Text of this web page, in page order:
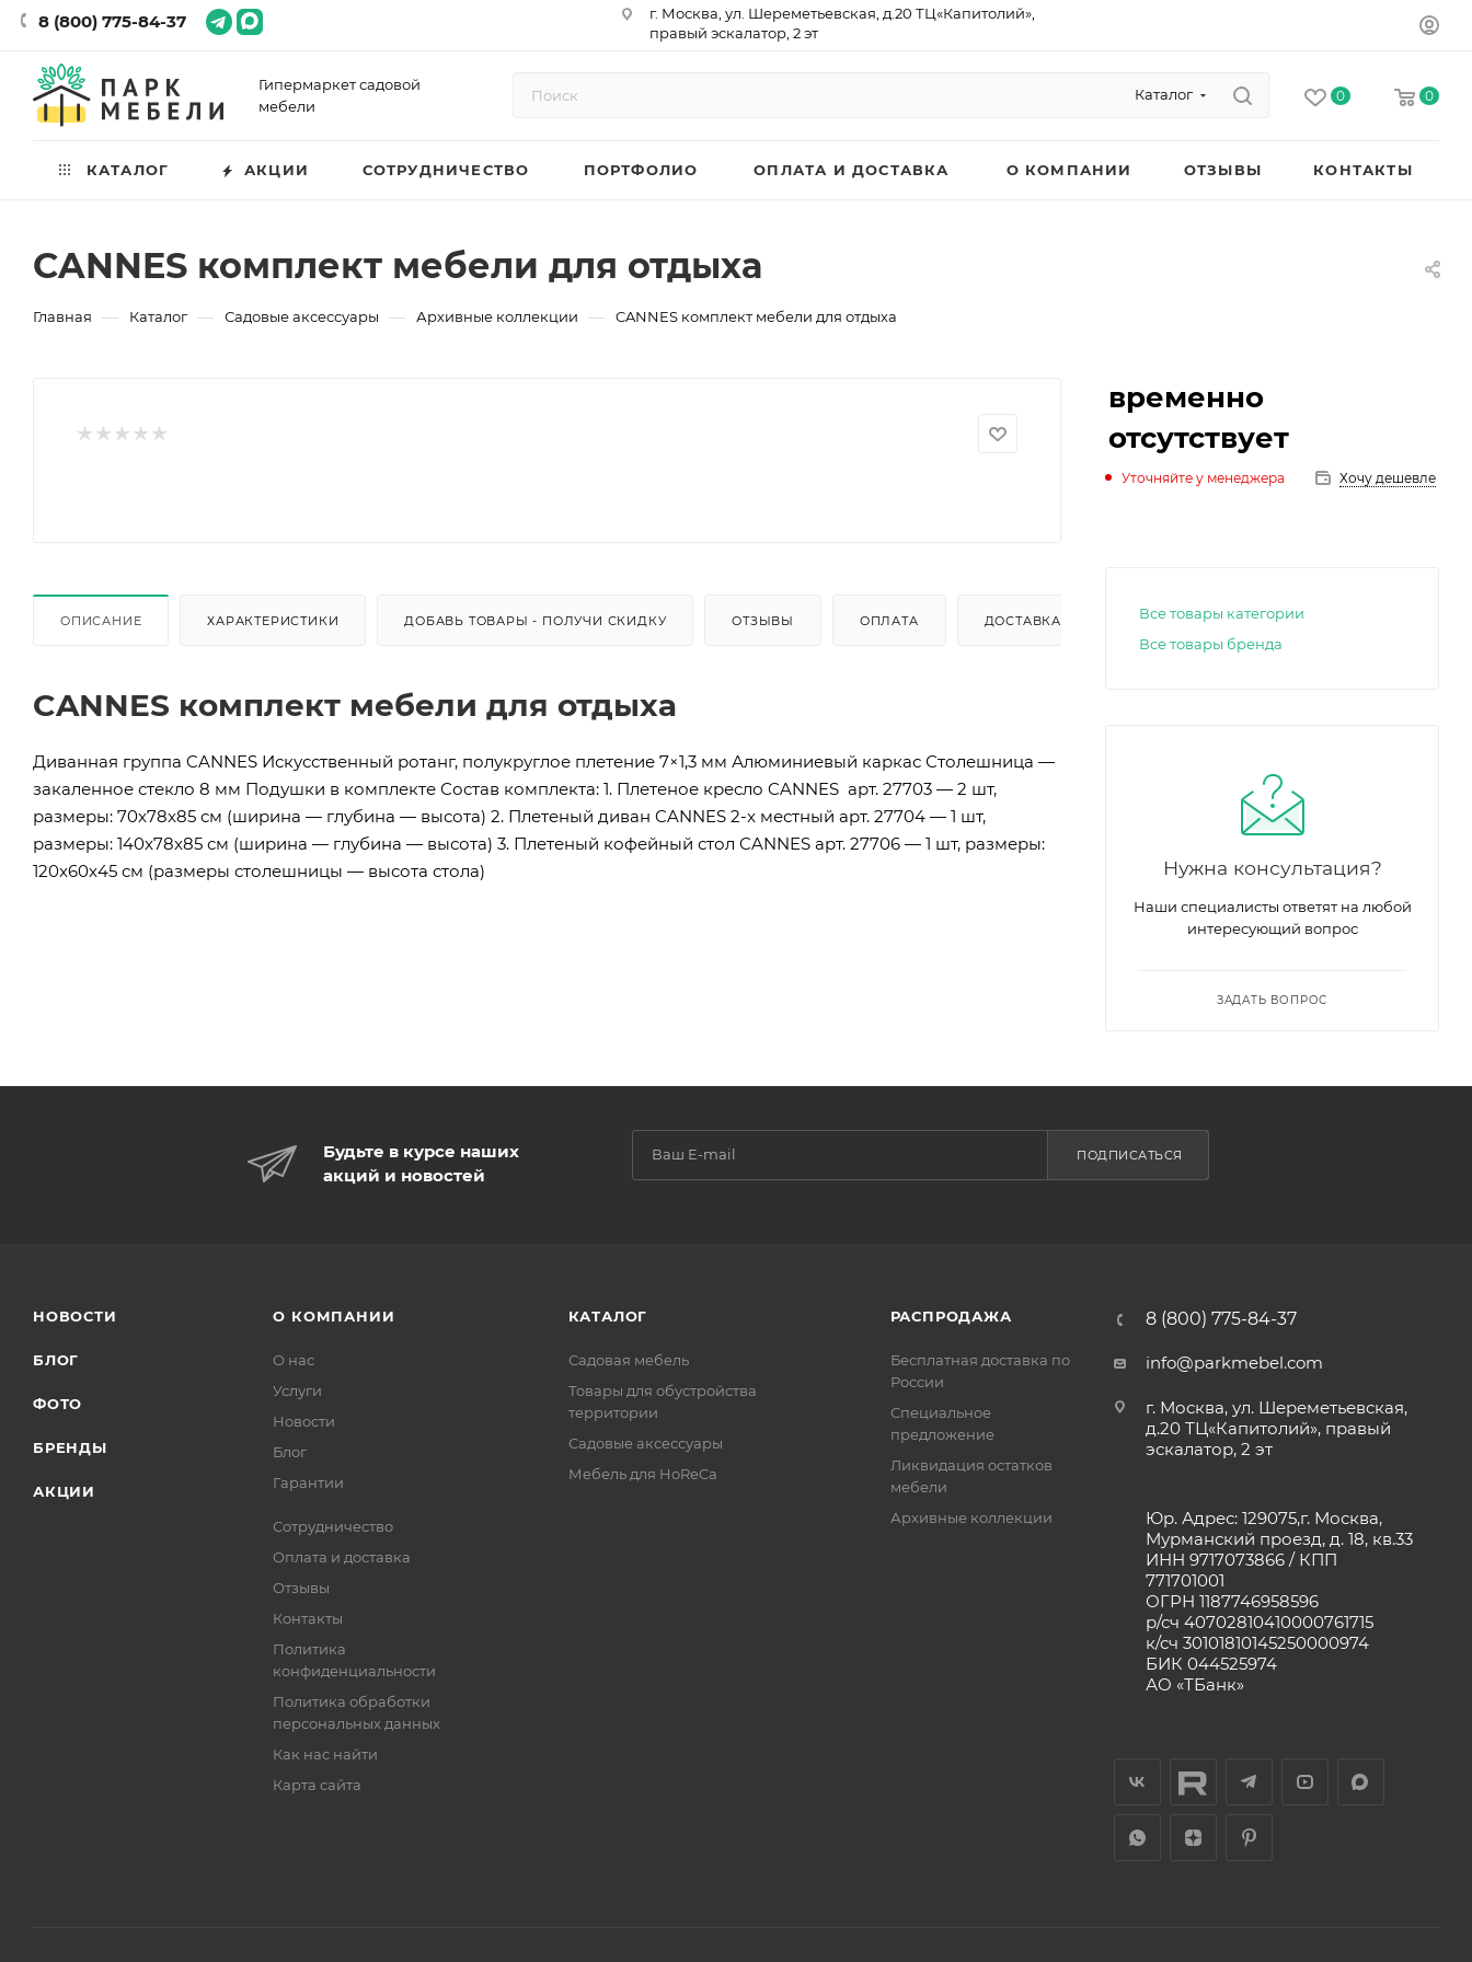
8 (800) 775-84-37
г. Москва, ул. Шереметьевская, д.20 ТЦ«Капитолий»,
правый эскалатор, 2 эт
р/сч 40702810410000761715
Гипермаркет садовой
мебели
Каталог 0 0
КАТАЛОГ АКЦИИ СОТРУДНИЧЕСТВО ПОРТФОЛИО ОПЛАТА И ДОСТАВКА О КОМПАНИИ ОТЗЫВЫ КОНТАКТЫ
CANNES комплект мебели для отдыха
Главная — Каталог — Садовые аксессуары — Архивные коллекции — CANNES комплект мебели для отдыха
ОПИСАНИЕ ХАРАКТЕРИСТИКИ ДОБАВЬ ТОВАРЫ - ПОЛУЧИ СКИДКУ ОТЗЫВЫ ОПЛАТА ДОСТАВКА
CANNES комплект мебели для отдыха
Диванная группа CANNES Искусственный ротанг, полукруглое плетение 7×1,3 мм Алюминиевый каркас Столешница —
закаленное стекло 8 мм Подушки в комплекте Состав комплекта: 1. Плетеное кресло CANNES арт. 27703 — 2 шт,
размеры: 70x78x85 см (ширина — глубина — высота) 2. Плетеный диван CANNES 2-x местный арт. 27704 — 1 шт,
размеры: 140x78x85 см (ширина — глубина — высота) 3. Плетеный кофейный стол CANNES арт. 27706 — 1 шт, размеры:
120x60x45 см (размеры столешницы — высота стола)
временно
отсутствует
Уточняйте у менеджера Хочу дешевле
Все товары категории
Все товары бренда
Нужна консультация?
Наши специалисты ответят на любой
интересующий вопрос
ЗАДАТЬ ВОПРОС
Будьте в курсе наших
акций и новостей
ПОДПИСАТЬСЯ
НОВОСТИ
БЛОГ
ФОТО
БРЕНДЫ
АКЦИИ
О КОМПАНИИ
О нас
Услуги
Новости
Блог
Гарантии
Сотрудничество
Оплата и доставка
Отзывы
Контакты
Политика
конфиденциальности
Политика обработки
персональных данных
Как нас найти
Карта сайта
КАТАЛОГ
Садовая мебель
Товары для обустройства
территории
Садовые аксессуары
Мебель для HoReCa
РАСПРОДАЖА
Бесплатная доставка по
России
Специальное
предложение
Ликвидация остатков
мебели
Архивные коллекции
8 (800) 775-84-37
info@parkmebel.com
г. Москва, ул. Шереметьевская,
д.20 ТЦ«Капитолий», правый
эскалатор, 2 эт
Юр. Адрес: 129075,г. Москва,
Мурманский проезд, д. 18, кв.33
ИНН 9717073866 / КПП
771701001
ОГРН 1187746958596
р/сч 40702810410000761715
к/сч 30101810145250000974
БИК 044525974
АО «ТБанк»